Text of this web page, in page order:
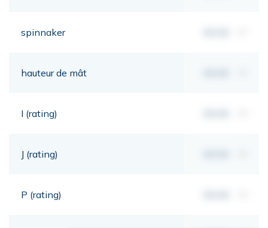
spinnaker
hauteur de mât
I (rating)
J (rating)
P (rating)